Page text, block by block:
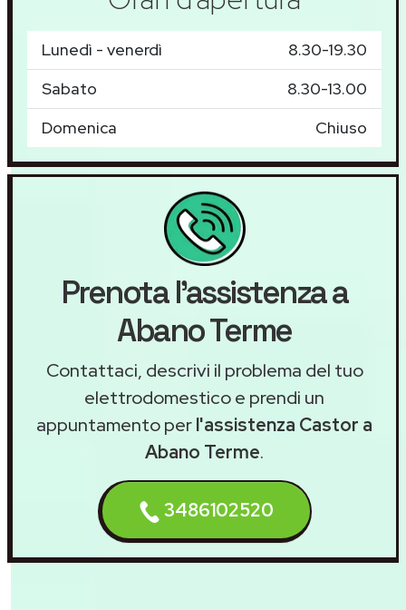
Lunedì - venerdì
8.30-19.30
Sabato
8.30-13.00
Domenica
Chiuso
Prenota l'assistenza a
Abano Terme
Contattaci, descrivi il problema del tuo
elettrodomestico e prendi un
appuntamento perl'assistenza Castor a
Abano Terme.
3486102520